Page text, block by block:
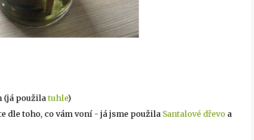
(já použilatuhle)
dle toho, co vám voní - já jsme použila Santalové dřevo a